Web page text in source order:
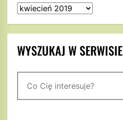
WYSZUKAJ W SERWISIE